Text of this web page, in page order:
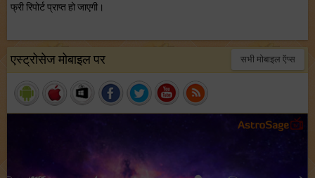
फ्री रिपोर्ट प्राप्त हो जाएगी।
एस्ट्रोसेज मोबाइल पर सभी मोबाइल ऍप्स